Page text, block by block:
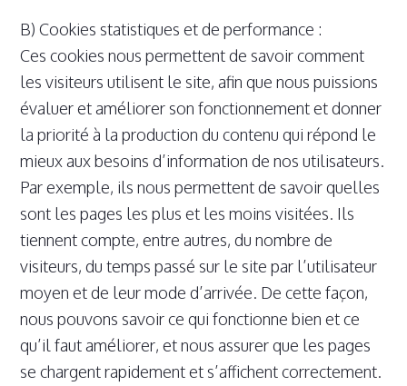
B) Cookies statistiques et de performance :
Ces cookies nous permettent de savoir comment
les visiteurs utilisent le site, afin que nous puissions
évaluer et améliorer son fonctionnement et donner
la priorité à la production du contenu qui répond le
mieux aux besoins d’information de nos utilisateurs.
Par exemple, ils nous permettent de savoir quelles
sont les pages les plus et les moins visitées. Ils
tiennent compte, entre autres, du nombre de
visiteurs, du temps passé sur le site par l’utilisateur
moyen et de leur mode d’arrivée. De cette façon,
nous pouvons savoir ce qui fonctionne bien et ce
qu’il faut améliorer, et nous assurer que les pages
se chargent rapidement et s’affichent correctement.